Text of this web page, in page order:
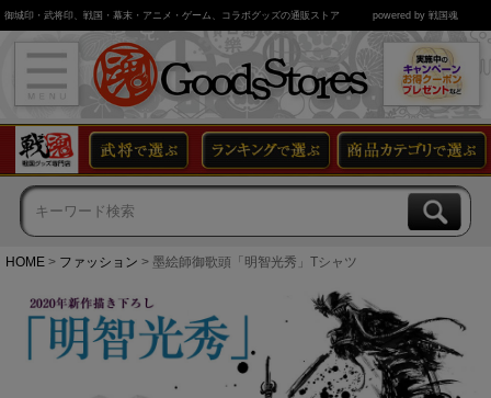
御城印・武将印、戦国・幕末・アニメ・ゲーム、コラボグッズの通販ストア powered by 戦国魂
HOME ファッション 墨絵師御歌頭「明智光秀」Tシャツ